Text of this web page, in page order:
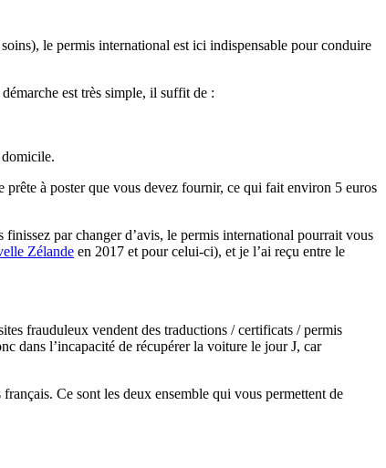
le permis international est ici indispensable pour conduire
est très simple, il suffit de :
domicile.
prête à poster que vous devez fournir, ce qui fait environ 5 euros
par changer d’avis, le permis international pourrait vous
Zélande en 2017 et pour celui-ci), et je l’ai reçu entre le
frauduleux vendent des traductions / certificats / permis
dans l’incapacité de récupérer la voiture le jour J, car
Ce sont les deux ensemble qui vous permettent de